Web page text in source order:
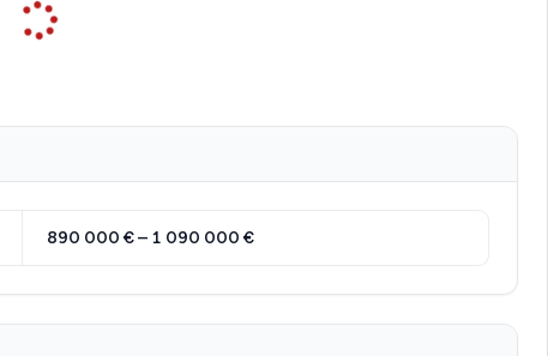
890 000 € – 1 090 000 €